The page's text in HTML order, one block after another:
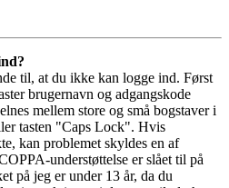
til, at du ikke kan logge ind. Først
brugernavn og adgangskode
mellem store og små bogstaver i
tasten "Caps Lock". Hvis
kan problemet skyldes en af
understøttelse er slået til på
på jeg er under 13 år, da du